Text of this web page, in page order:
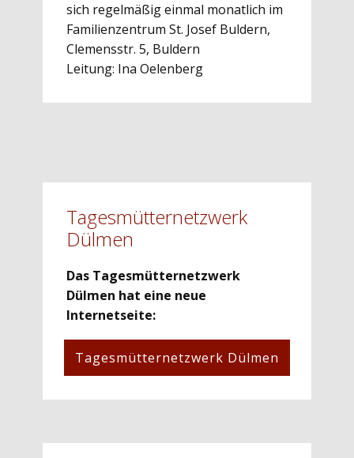
sich regelmäßig einmal monatlich im
Familienzentrum St. Josef Buldern,
Clemensstr. 5, Buldern
Leitung: Ina Oelenberg
Tagesmütternetzwerk
Dülmen
Das Tagesmütternetzwerk
Dülmen hat eine neue
Internetseite:
Tagesmütternetzwerk Dülmen